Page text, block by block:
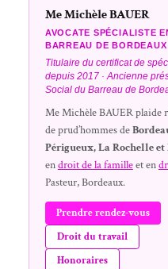
Me Michèle BAUER
AVOCATE SPÉCIALISTE
BARREAU DE BORDEAUX
Titulaire du certificat de
depuis 2017 · Ancienne
Social du Barreau de
Me Michèle BAUER plaide
de prud’hommes de
Périgueux, La Rochelle et
endroit de la familleet en
Pasteur, Bordeaux.
Prendre rendez-vous
Droit du travail
Honoraires